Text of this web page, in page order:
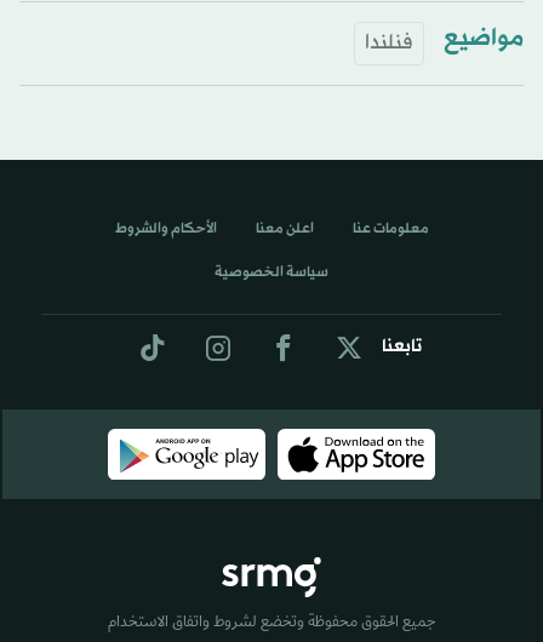
مواضيع فنلندا
تابعنا
معلومات عنا اعلن معنا الأحكام والشروط
سياسة الخصوصية
جميع الحقوق محفوظة وتخضع لشروط واتفاق الاستخدام